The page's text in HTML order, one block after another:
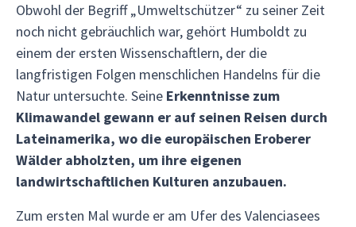
Obwohl der Begriff „Umweltschützer“ zu seiner Zeit
noch nicht gebräuchlich war, gehört Humboldt zu
einem der ersten Wissenschaftlern, der die
langfristigen Folgen menschlichen Handelns für die
Natur untersuchte. Seine Erkenntnisse zum
Klimawandel gewann er auf seinen Reisen durch
Lateinamerika, wo die europäischen Eroberer
Wälder abholzten, um ihre eigenen
landwirtschaftlichen Kulturen anzubauen.
Zum ersten Mal wurde er am Ufer des Valenciasees